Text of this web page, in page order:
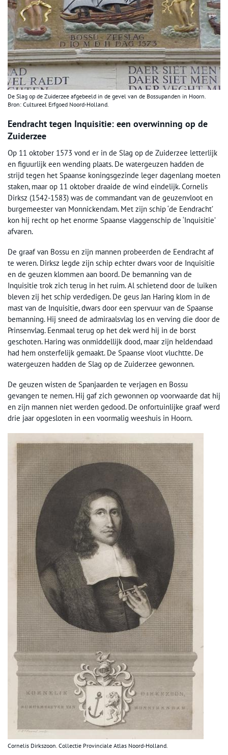
De Slag op de Zuiderzee afgebeeld in de gevel van de Bossupanden in Hoorn.
Bron: Cultureel Erfgoed Noord-Holland.
Eendracht tegen Inquisitie: een overwinning op de
Zuiderzee
Op 11 oktober 1573 vond er in de Slag op de Zuiderzee letterlijk
en figuurlijk een wending plaats. De watergeuzen hadden de
strijd tegen het Spaanse koningsgezinde leger dagenlang moeten
staken, maar op 11 oktober draaide de wind eindelijk. Cornelis
Dirksz (1542-1583) was de commandant van de geuzenvloot en
burgemeester van Monnickendam. Met zijn schip ‘de Eendracht’
kon hij recht op het enorme Spaanse vlaggenschip de ‘Inquisitie’
afvaren.
De graaf van Bossu en zijn mannen probeerden de Eendracht af
te weren. Dirksz legde zijn schip echter dwars voor de Inquisitie
en de geuzen klommen aan boord. De bemanning van de
Inquisitie trok zich terug in het ruim. Al schietend door de luiken
bleven zij het schip verdedigen. De geus Jan Haring klom in de
mast van de Inquisitie, dwars door een spervuur van de Spaanse
bemanning. Hij sneed de admiraalsvlag los en verving die door de
Prinsenvlag. Eenmaal terug op het dek werd hij in de borst
geschoten. Haring was onmiddellijk dood, maar zijn heldendaad
had hem onsterfelijk gemaakt. De Spaanse vloot vluchtte. De
watergeuzen hadden de Slag op de Zuiderzee gewonnen.
De geuzen wisten de Spanjaarden te verjagen en Bossu
gevangen te nemen. Hij gaf zich gewonnen op voorwaarde dat hij
en zijn mannen niet werden gedood. De onfortuinlijke graaf werd
drie jaar opgesloten in een voormalig weeshuis in Hoorn.
Cornelis Dirkszoon. Collectie Provinciale Atlas Noord-Holland.